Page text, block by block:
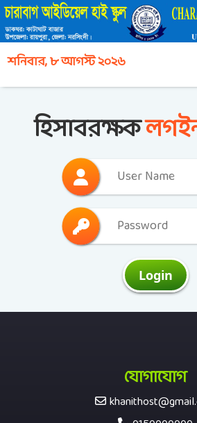
শনিবার, ৮ আগস্ট ২০২৬
হিসাবরক্ষক
Login
যোগাযোগ